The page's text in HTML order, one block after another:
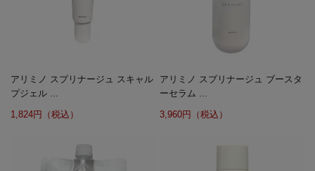
アリミノ スプリナージュ スキャル
プジェル ...
1,824円（税込）
アリミノ スプリナージュ ブースタ
ーセラム ...
3,960円（税込）